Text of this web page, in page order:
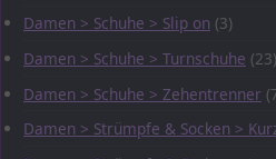
Damen > Schuhe > Slip on (3)
Damen > Schuhe > Turnschuhe (23)
Damen > Schuhe > Zehentrenner
Damen > Strümpfe & Socken >